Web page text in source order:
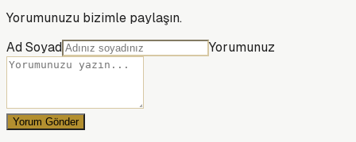
Yorumunuzu bizimle paylaşın.
Ad Soyad
Yorumunuz
Yorum Gönder